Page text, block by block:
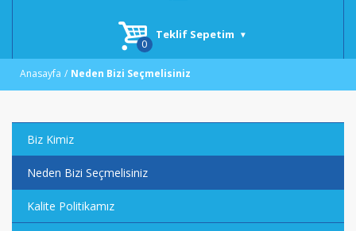
Teklif Sepetim
Anasayfa Neden Bizi Seçmelisiniz
Biz Kimiz
Neden Bizi Seçmelisiniz
Kalite Politikamız